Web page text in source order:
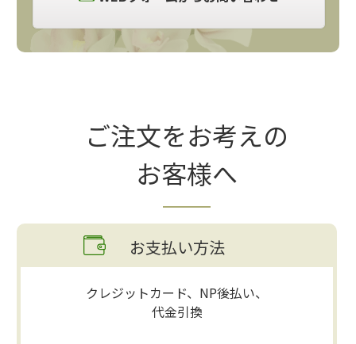
ご注文をお考えの
お客様へ
お支払い方法
クレジットカード、NP後払い、
代金引換